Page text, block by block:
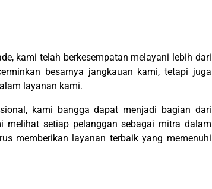
kami telah berkesempatan melayani lebih dari
besarnya jangkauan kami, tetapi juga
layanan kami.
kami bangga dapat menjadi bagian dari
melihat setiap pelanggan sebagai mitra dalam
memberikan layanan terbaik yang memenuhi